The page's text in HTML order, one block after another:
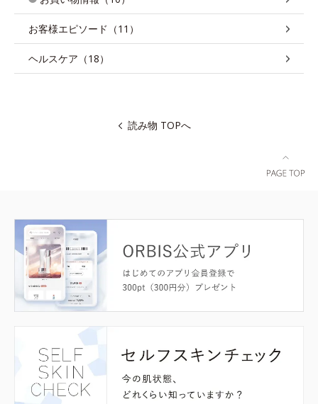
お客様エピソード（11）
ヘルスケア（18）
読み物 TOPへ